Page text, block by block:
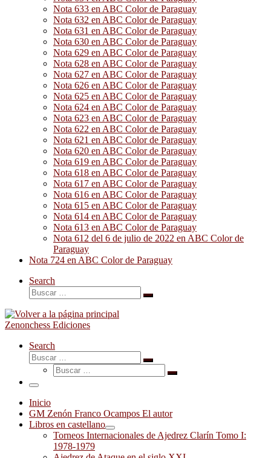
Nota 633 en ABC Color de Paraguay
Nota 632 en ABC Color de Paraguay
Nota 631 en ABC Color de Paraguay
Nota 630 en ABC Color de Paraguay
Nota 629 en ABC Color de Paraguay
Nota 628 en ABC Color de Paraguay
Nota 627 en ABC Color de Paraguay
Nota 626 en ABC Color de Paraguay
Nota 625 en ABC Color de Paraguay
Nota 624 en ABC Color de Paraguay
Nota 623 en ABC Color de Paraguay
Nota 622 en ABC Color de Paraguay
Nota 621 en ABC Color de Paraguay
Nota 620 en ABC Color de Paraguay
Nota 619 en ABC Color de Paraguay
Nota 618 en ABC Color de Paraguay
Nota 617 en ABC Color de Paraguay
Nota 616 en ABC Color de Paraguay
Nota 615 en ABC Color de Paraguay
Nota 614 en ABC Color de Paraguay
Nota 613 en ABC Color de Paraguay
Nota 612 del 6 de julio de 2022 en ABC Color de
Paraguay
Nota 724 en ABC Color de Paraguay
Search
Buscar
Buscar
Zenonchess Ediciones
Search
Buscar
Buscar
Buscar
Buscar
Menú
Inicio
GM Zenón Franco Ocampos El autor
Libros en castellano
Torneos Internacionales de Ajedrez Clarín Tomo I:
1978-1979